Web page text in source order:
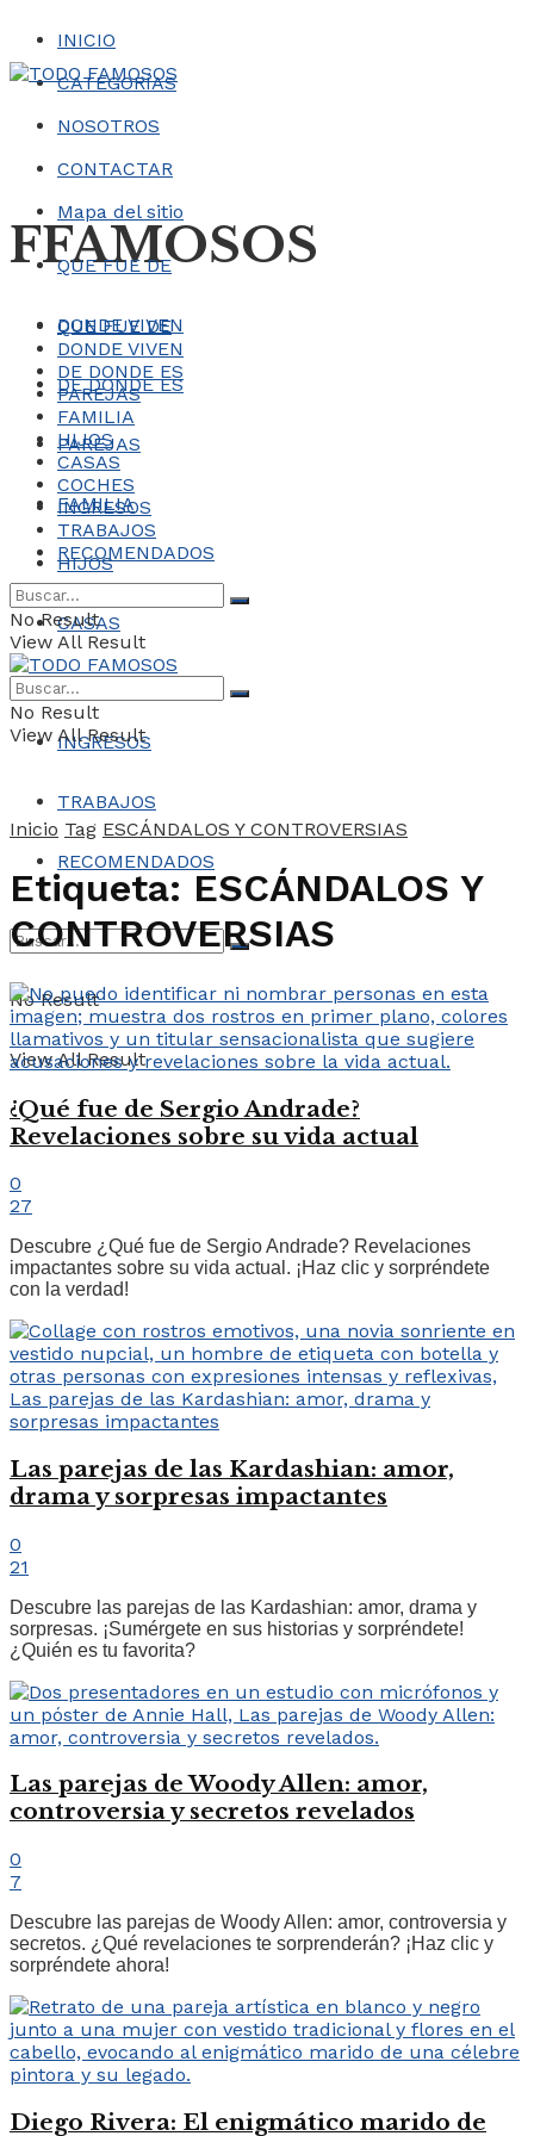
INICIO
CATEGORÍAS
NOSOTROS
CONTACTAR
Mapa del sitio
FFAMOSOS
QUE FUE DE
DONDE VIVEN
DE DONDE ES
PAREJAS
FAMILIA
HIJOS
CASAS
COCHES
INGRESOS
TRABAJOS
RECOMENDADOS
No Result
View All Result
QUE FUE DE
DONDE VIVEN
DE DONDE ES
PAREJAS
FAMILIA
HIJOS
CASAS
COCHES
INGRESOS
TRABAJOS
RECOMENDADOS
No Result
View All Result
No Result
View All Result
Inicio Tag ESCÁNDALOS Y CONTROVERSIAS
Etiqueta: ESCÁNDALOS Y
CONTROVERSIAS
¿Qué fue de Sergio Andrade?
Revelaciones sobre su vida actual
0
27
Descubre ¿Qué fue de Sergio Andrade? Revelaciones
impactantes sobre su vida actual. ¡Haz clic y sorpréndete
con la verdad!
Las parejas de las Kardashian: amor,
drama y sorpresas impactantes
0
21
Descubre las parejas de las Kardashian: amor, drama y
sorpresas. ¡Sumérgete en sus historias y sorpréndete!
¿Quién es tu favorita?
Las parejas de Woody Allen: amor,
controversia y secretos revelados
0
7
Descubre las parejas de Woody Allen: amor, controversia y
secretos. ¿Qué revelaciones te sorprenderán? ¡Haz clic y
sorpréndete ahora!
Diego Rivera: El enigmático marido de